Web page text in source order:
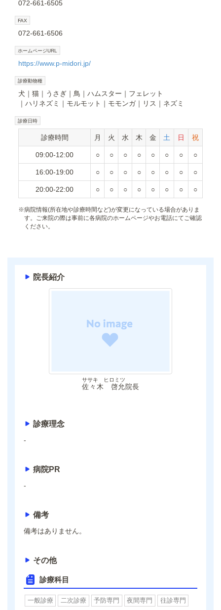
072-661-6505
FAX
072-661-6506
ホームページURL
https://www.p-midori.jp/
診療動物種
犬 猫 うさぎ 鳥 ハムスター
フェレット
ハリネズミ
モルモット モモンガ リス ネズミ
診療日時
診療時間 月 火 水 木 金 土 日 祝
09:00-12:00 ○ ○ ○ ○ ○ ○ ○ ○
16:00-19:00 ○ ○ ○ ○ ○ ○ ○ ○
20:00-22:00 ○ ○ ○ ○ ○ ○ ○ ○
※病院情報(所在地や診療時間など)が変更になっている場合がありま
す。ご来院の際は事前に各病院のホームページやお電話にてご確認
ください。
院長紹介
佐々木 啓允
ササキ ヒロミツ
院長
診療理念
-
病院PR
-
備考
備考はありません。
その他
診療科目
一般診療 二次診療 予防専門 夜間専門 往診専門